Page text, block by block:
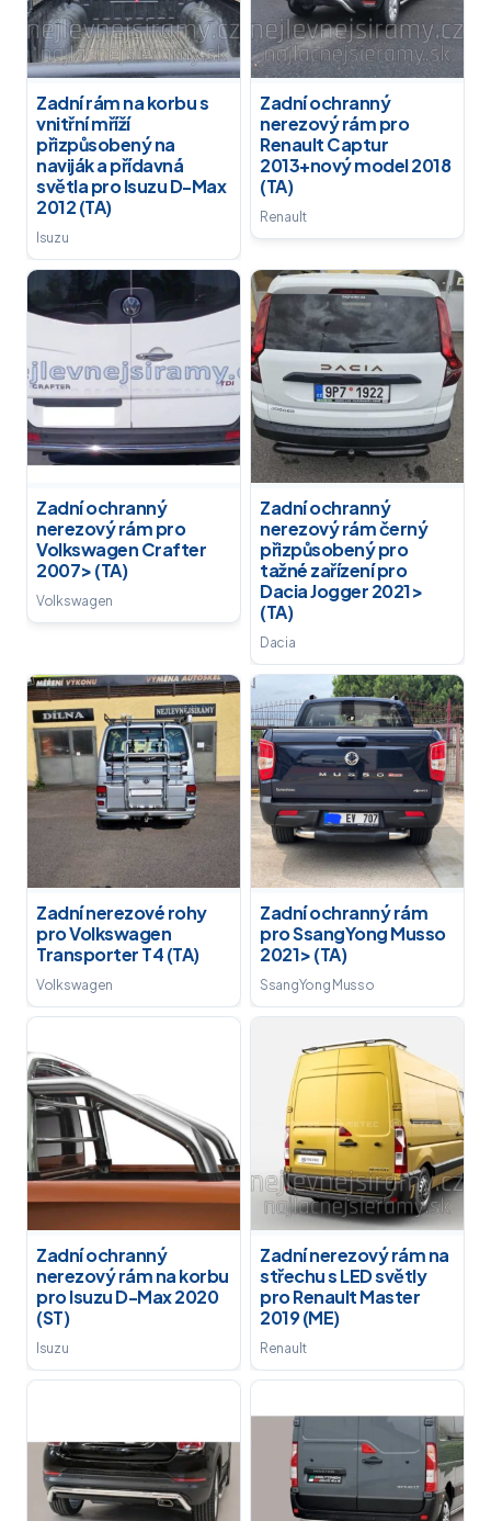
Zadní rám na korbu s
vnitřní mříží
přizpůsobený na
naviják a přídavná
světla pro Isuzu D-Max
2012 (TA)
Isuzu
Zadní ochranný
nerezový rám pro
Renault Captur
2013+nový model 2018
(TA)
Renault
Zadní ochranný
nerezový rám pro
Volkswagen Crafter
2007> (TA)
Volkswagen
Zadní ochranný
nerezový rám černý
přizpůsobený pro
tažné zařízení pro
Dacia Jogger 2021>
(TA)
Dacia
Zadní nerezové rohy
pro Volkswagen
Transporter T4 (TA)
Volkswagen
Zadní ochranný rám
pro SsangYong Musso
2021> (TA)
SsangYong Musso
Zadní ochranný
nerezový rám na korbu
pro Isuzu D-Max 2020
(ST)
Isuzu
Zadní nerezový rám na
střechu s LED světly
pro Renault Master
2019 (ME)
Renault